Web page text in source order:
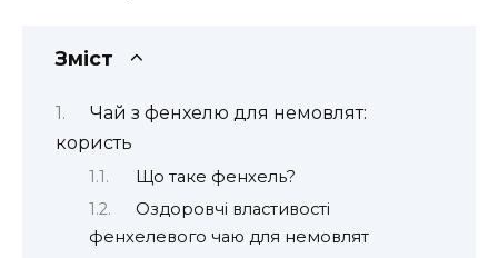
Зміст
Чай з фенхелю для немовлят:
користь
Що таке фенхель?
Оздоровчі властивості
фенхелевого чаю для немовлят